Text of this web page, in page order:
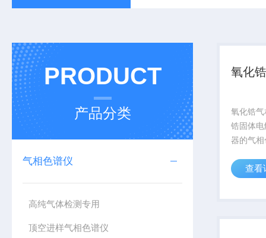
PRODUCT
产品分类
气相色谱仪
高纯气体检测专用
顶空进样气相色谱仪
氧化
氧化锆
锆固体
器的气
氧气、
性、一
查看